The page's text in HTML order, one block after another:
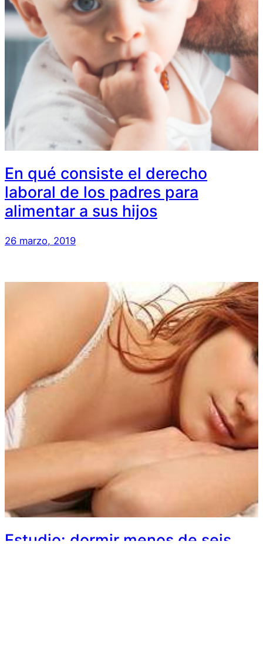
En qué consiste el derecho
laboral de los padres para
alimentar a sus hijos
26 marzo, 2019
Estudio: dormir menos de seis